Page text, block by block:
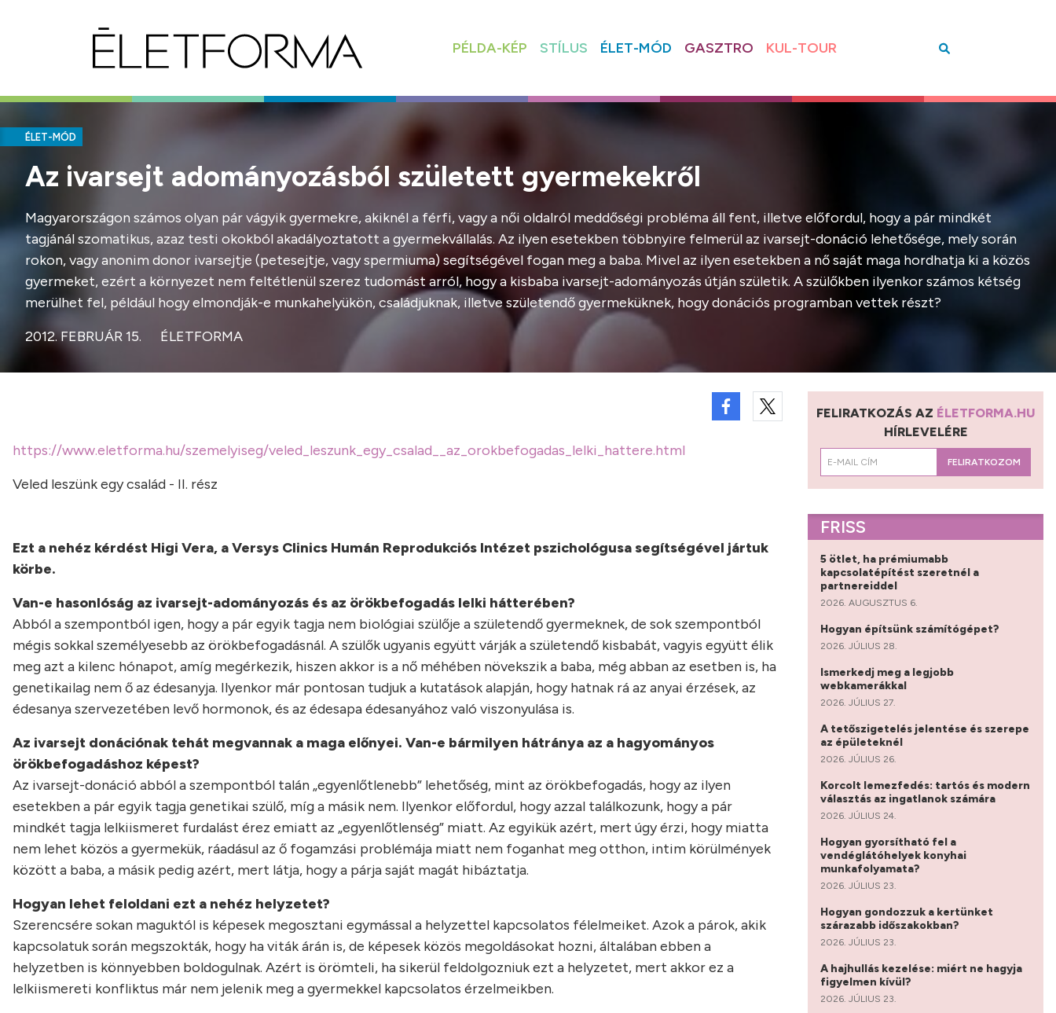
PÉLDA-KÉP STÍLUS ÉLET-MÓD GASZTRO KUL-TOUR
ÉLET-MÓD
Az ivarsejt adományozásból született gyermekekről
Magyarországon számos olyan pár vágyik gyermekre, akiknél a férfi, vagy a női oldalról meddőségi probléma áll fent, illetve előfordul, hogy a pár mindkét
tagjánál szomatikus, azaz testi okokból akadályoztatott a gyermekvállalás. Az ilyen esetekben többnyire felmerül az ivarsejt-donáció lehetősége, mely során
rokon, vagy anonim donor ivarsejtje (petesejtje, vagy spermiuma) segítségével fogan meg a baba. Mivel az ilyen esetekben a nő saját maga hordhatja ki a közös
gyermeket, ezért a környezet nem feltétlenül szerez tudomást arról, hogy a kisbaba ivarsejt-adományozás útján születik. A szülőkben ilyenkor számos kétség
merülhet fel, például hogy elmondják-e munkahelyükön, családjuknak, illetve születendő gyermeküknek, hogy donációs programban vettek részt?
2012. FEBRUÁR 15.
ÉLETFORMA
https://www.eletforma.hu/szemelyiseg/veled_leszunk_egy_csalad__az_orokbefogadas_lelki_hattere.html
Veled leszünk egy család - II. rész
Ezt a nehéz kérdést Higi Vera, a Versys Clinics Humán Reprodukciós Intézet pszichológusa segítségével jártuk
körbe.
Van-e hasonlóság az ivarsejt-adományozás és az örökbefogadás lelki hátterében?
Abból a szempontból igen, hogy a pár egyik tagja nem biológiai szülője a születendő gyermeknek, de sok szempontból
mégis sokkal személyesebb az örökbefogadásnál. A szülők ugyanis együtt várják a születendő kisbabát, vagyis együtt élik
meg azt a kilenc hónapot, amíg megérkezik, hiszen akkor is a nő méhében növekszik a baba, még abban az esetben is, ha
genetikailag nem ő az édesanyja. Ilyenkor már pontosan tudjuk a kutatások alapján, hogy hatnak rá az anyai érzések, az
édesanya szervezetében levő hormonok, és az édesapa édesanyához való viszonyulása is.
Az ivarsejt donációnak tehát megvannak a maga előnyei. Van-e bármilyen hátránya az a hagyományos
örökbefogadáshoz képest?
Az ivarsejt-donáció abból a szempontból talán „egyenlőtlenebb” lehetőség, mint az örökbefogadás, hogy az ilyen
esetekben a pár egyik tagja genetikai szülő, míg a másik nem. Ilyenkor előfordul, hogy azzal találkozunk, hogy a pár
mindkét tagja lelkiismeret furdalást érez emiatt az „egyenlőtlenség” miatt. Az egyikük azért, mert úgy érzi, hogy miatta
nem lehet közös a gyermekük, ráadásul az ő fogamzási problémája miatt nem foganhat meg otthon, intim körülmények
között a baba, a másik pedig azért, mert látja, hogy a párja saját magát hibáztatja.
Hogyan lehet feloldani ezt a nehéz helyzetet?
Szerencsére sokan maguktól is képesek megosztani egymással a helyzettel kapcsolatos félelmeiket. Azok a párok, akik
kapcsolatuk során megszokták, hogy ha viták árán is, de képesek közös megoldásokat hozni, általában ebben a
helyzetben is könnyebben boldogulnak. Azért is örömteli, ha sikerül feldolgozniuk ezt a helyzetet, mert akkor ez a
lelkiismereti konfliktus már nem jelenik meg a gyermekkel kapcsolatos érzelmeikben.
FELIRATKOZÁS AZ ÉLETFORMA.HU
HÍRLEVELÉRE
FELIRATKOZOM
FRISS
5 ötlet, ha prémiumabb
kapcsolatépítést szeretnél a
partnereiddel
2026. AUGUSZTUS 6.
Hogyan építsünk számítógépet?
2026. JÚLIUS 28.
Ismerkedj meg a legjobb
webkamerákkal
2026. JÚLIUS 27.
A tetőszigetelés jelentése és szerepe
az épületeknél
2026. JÚLIUS 26.
Korcolt lemezfedés: tartós és modern
választás az ingatlanok számára
2026. JÚLIUS 24.
Hogyan gyorsítható fel a
vendéglátóhelyek konyhai
munkafolyamata?
2026. JÚLIUS 23.
Hogyan gondozzuk a kertünket
szárazabb időszakokban?
2026. JÚLIUS 23.
A hajhullás kezelése: miért ne hagyja
figyelmen kívül?
2026. JÚLIUS 23.